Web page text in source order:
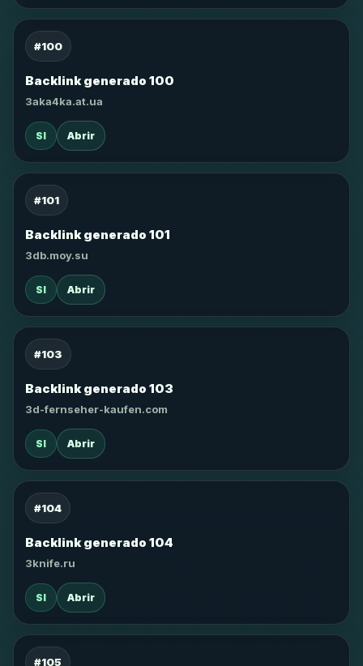
#100
Backlink generado 100
3aka4ka.at.ua
SI Abrir
#101
Backlink generado 101
3db.moy.su
SI Abrir
#103
Backlink generado 103
3d-fernseher-kaufen.com
SI Abrir
#104
Backlink generado 104
3knife.ru
SI Abrir
#105